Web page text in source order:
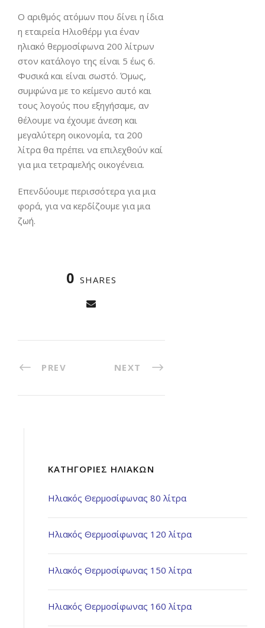
Ο αριθμός ατόμων που δίνει η ίδια
η εταιρεία Ηλιοθέρμ για έναν
ηλιακό θερμοσίφωνα 200 λίτρων
στον κατάλογο της είναι 5 έως 6.
Φυσικά και είναι σωστό. Όμως,
συμφώνα με το κείμενο αυτό και
τους λογούς που εξηγήσαμε, αν
θέλουμε να έχουμε άνεση και
μεγαλύτερη οικονομία, τα 200
λίτρα θα πρέπει να επιλεχθούν καί
για μια τετραμελής οικογένεια.
Επενδύουμε περισσότερα για μια
φορά, για να κερδίζουμε για μια
ζωή.
0 SHARES
PREV NEXT
ΚΑΤΗΓΟΡΊΕΣ ΗΛΙΑΚΏΝ
Ηλιακός Θερμοσίφωνας 80 λίτρα
Ηλιακός Θερμοσίφωνας 120 λίτρα
Ηλιακός Θερμοσίφωνας 150 λίτρα
Ηλιακός Θερμοσίφωνας 160 λίτρα